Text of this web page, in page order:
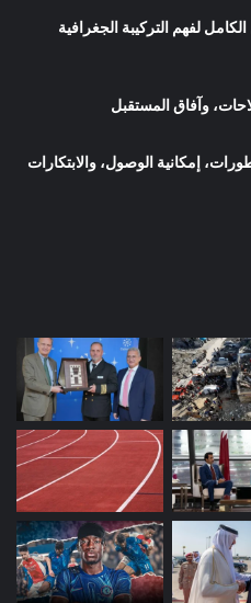
لفهم التركيبة الجغرافية
وآفاق المستقبل
إمكانية الوصول، والابتكارات